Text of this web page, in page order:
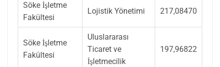
Söke İşletme
Fakültesi
Lojistik Yönetimi 217,08470
Söke İşletme
Fakültesi
Uluslararası
Ticaret ve
İşletmecilik
197,96822